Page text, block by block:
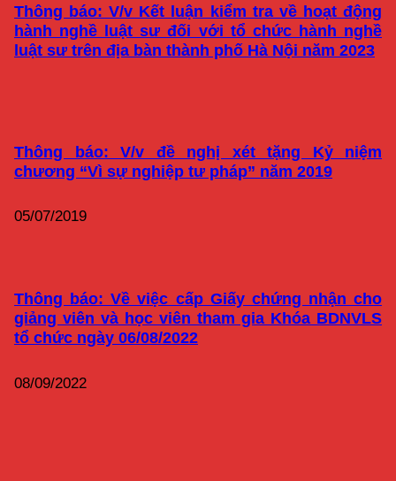
Thông báo: V/v Kết luận kiểm tra về hoạt động
hành nghề luật sư đối với tổ chức hành nghề
luật sư trên địa bàn thành phố Hà Nội năm 2023
Thông báo: V/v đề nghị xét tặng Kỷ niệm
chương “Vì sự nghiệp tư pháp” năm 2019
05/07/2019
Thông báo: Về việc cấp Giấy chứng nhận cho
giảng viên và học viên tham gia Khóa BDNVLS
tổ chức ngày 06/08/2022
08/09/2022